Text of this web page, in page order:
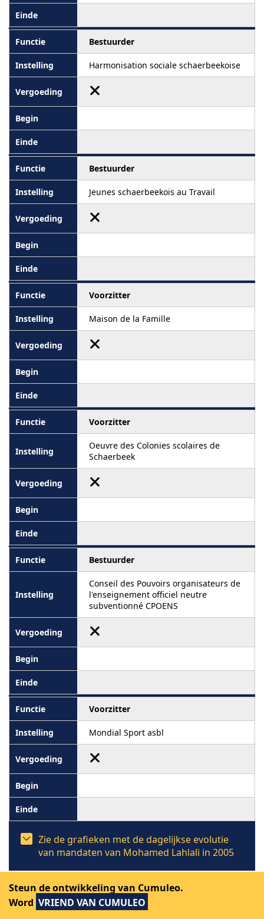
Bestuurder
Harmonisation sociale schaerbeekoise
Bestuurder
Jeunes schaerbeekois au Travail
Voorzitter
Maison de la Famille
Voorzitter
Oeuvre des Colonies scolaires de
Schaerbeek
Bestuurder
Conseil des Pouvoirs organisateurs de
l'enseignement officiel neutre
subventionné CPOENS
Voorzitter
Mondial Sport asbl
Zie de grafieken met de dagelijkse evolutie
van mandaten van Mohamed Lahlali in 2005
Steun de ontwikkeling van Cumuleo.
Word VRIEND VAN CUMULEO